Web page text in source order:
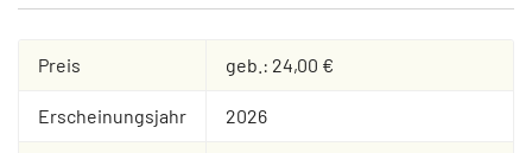
Preis geb.: 24,00 €
Erscheinungsjahr 2026